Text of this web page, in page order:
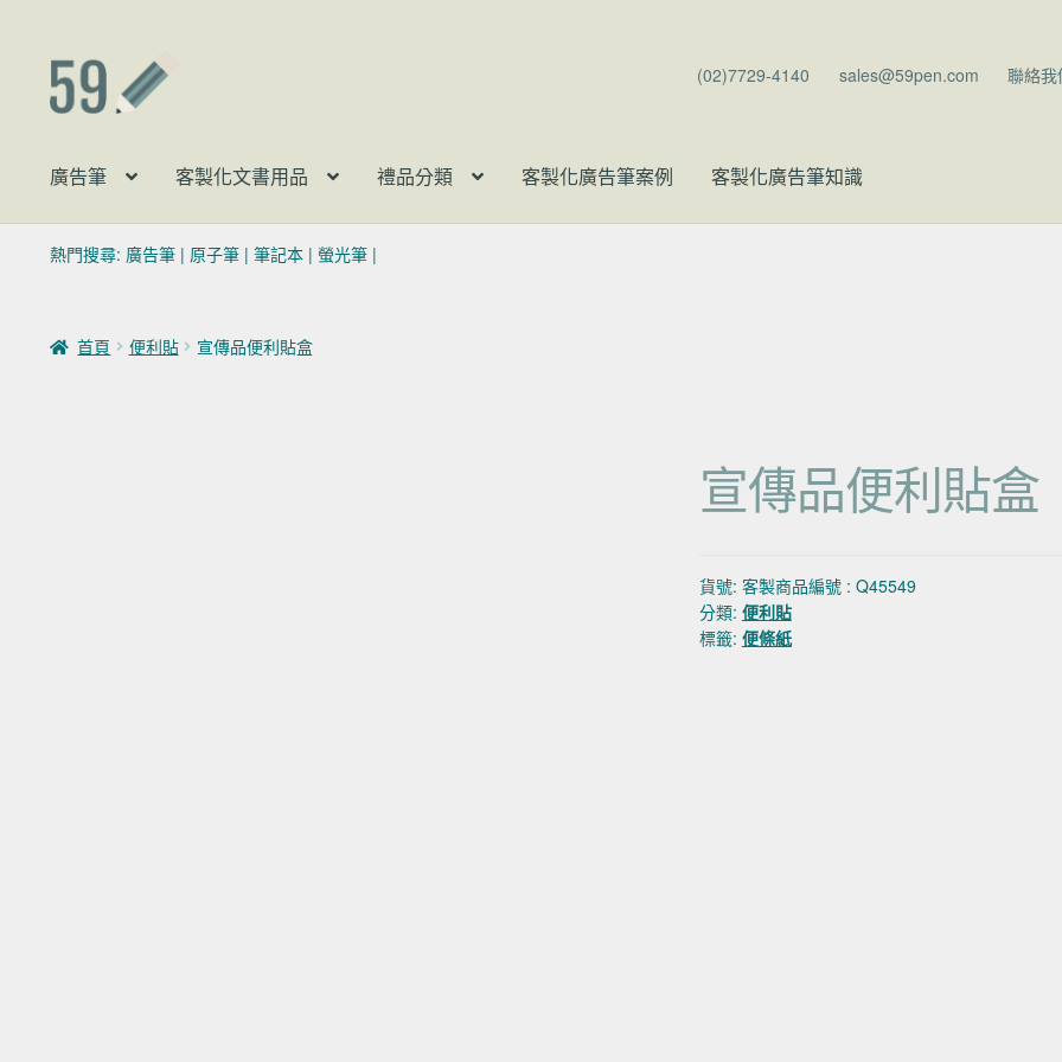
跳至導覽列
跳至主要內容 (02)7729-4140 sales@59pen.com 聯絡我
廣告筆 客製化文書用品 禮品分類 客製化廣告筆案例 客製化廣告筆知識
熱門搜尋: 廣告筆| 原子筆| 筆記本| 螢光筆|
首頁 便利貼 宣傳品便利貼盒
宣傳品便利貼盒
貨號: 客製商品編號 : Q45549
分類: 便利貼
標籤: 便條紙